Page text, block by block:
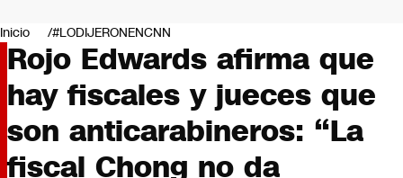
Negocios
Deportes
Programas completos
Cultura
Servicios
Bits
CNN tiempo
Inicio #LODIJERONENCNN
Rojo Edwards afirma que
hay fiscales y jueces que
son anticarabineros: “La
fiscal Chong no da